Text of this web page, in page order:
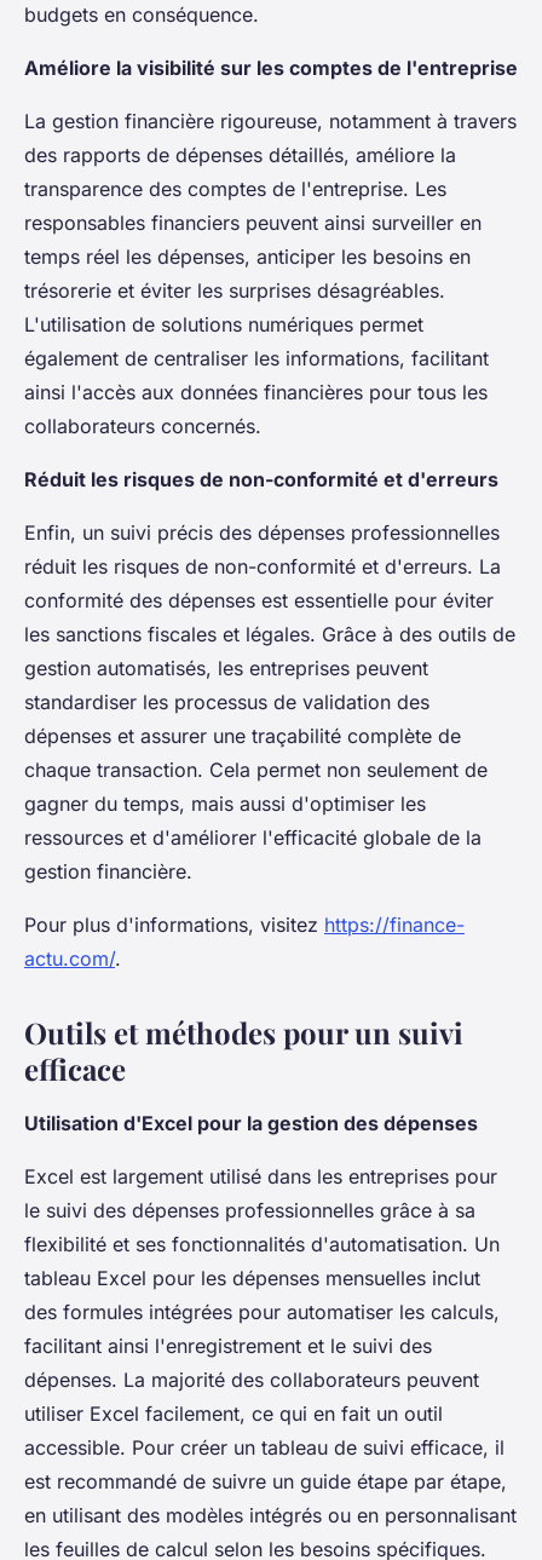
budgets en conséquence.
Améliore la visibilité sur les comptes de l'entreprise
La gestion financière rigoureuse, notamment à travers
des rapports de dépenses détaillés, améliore la
transparence des comptes de l'entreprise. Les
responsables financiers peuvent ainsi surveiller en
temps réel les dépenses, anticiper les besoins en
trésorerie et éviter les surprises désagréables.
L'utilisation de solutions numériques permet
également de centraliser les informations, facilitant
ainsi l'accès aux données financières pour tous les
collaborateurs concernés.
Réduit les risques de non-conformité et d'erreurs
Enfin, un suivi précis des dépenses professionnelles
réduit les risques de non-conformité et d'erreurs. La
conformité des dépenses est essentielle pour éviter
les sanctions fiscales et légales. Grâce à des outils de
gestion automatisés, les entreprises peuvent
standardiser les processus de validation des
dépenses et assurer une traçabilité complète de
chaque transaction. Cela permet non seulement de
gagner du temps, mais aussi d'optimiser les
ressources et d'améliorer l'efficacité globale de la
gestion financière.
Pour plus d'informations, visitez https://finance-
actu.com/.
Outils et méthodes pour un suivi
efficace
Utilisation d'Excel pour la gestion des dépenses
Excel est largement utilisé dans les entreprises pour
le suivi des dépenses professionnelles grâce à sa
flexibilité et ses fonctionnalités d'automatisation. Un
tableau Excel pour les dépenses mensuelles inclut
des formules intégrées pour automatiser les calculs,
facilitant ainsi l'enregistrement et le suivi des
dépenses. La majorité des collaborateurs peuvent
utiliser Excel facilement, ce qui en fait un outil
accessible. Pour créer un tableau de suivi efficace, il
est recommandé de suivre un guide étape par étape,
en utilisant des modèles intégrés ou en personnalisant
les feuilles de calcul selon les besoins spécifiques.